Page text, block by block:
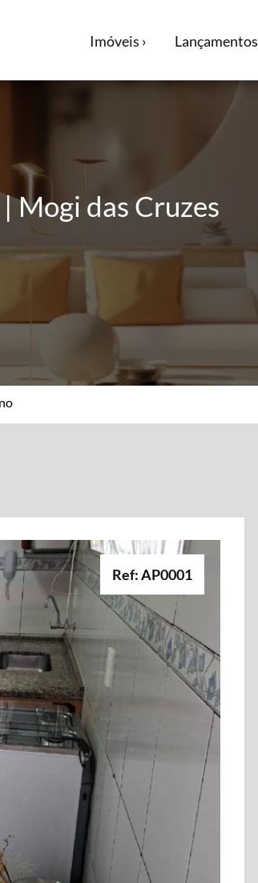
Imóveis › Lançamentos
Mogi das Cruzes
Ref: AP0001